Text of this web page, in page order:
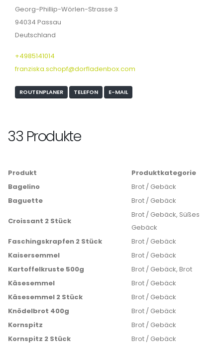
Georg-Phillip-Wörlen-Strasse 3
94034 Passau
Deutschland
+4985141014
franziska.schopf@dorfladenbox.com
ROUTENPLANER TELEFON E-MAIL
33 Produkte
Produkt
Produktkategorie
Bagelino
Brot / Gebäck
Baguette
Brot / Gebäck
Croissant 2 Stück
Brot / Gebäck, Süßes
Gebäck
Faschingskrapfen 2 Stück
Brot / Gebäck
Kaisersemmel
Brot / Gebäck
Kartoffelkruste 500g
Brot / Gebäck, Brot
Käsesemmel
Brot / Gebäck
Käsesemmel 2 Stück
Brot / Gebäck
Knödelbrot 400g
Brot / Gebäck
Kornspitz
Brot / Gebäck
Kornspitz 2 Stück
Brot / Gebäck